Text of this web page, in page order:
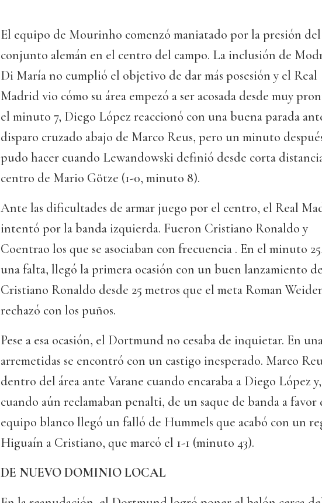
El equipo de Mourinho comenzó maniatado por la presión del
conjunto alemán en el centro del campo. La inclusión de
Di María no cumplió el objetivo de dar más posesión y el Real
Madrid vio cómo su área empezó a ser acosada desde muy
el minuto 7, Diego López reaccionó con una buena parada
disparo cruzado abajo de Marco Reus, pero un minuto
pudo hacer cuando Lewandowski definió desde corta
centro de Mario Götze (1-0, minuto 8).
Ante las dificultades de armar juego por el centro, el Real
intentó por la banda izquierda. Fueron Cristiano Ronaldo y
Coentrao los que se asociaban con frecuencia . En el minuto
una falta, llegó la primera ocasión con un buen lanzamiento de
Cristiano Ronaldo desde 25 metros que el meta Roman
rechazó con los puños.
Pese a esa ocasión, el Dortmund no cesaba de inquietar. En
arremetidas se encontró con un castigo inesperado. Marco
dentro del área ante Varane cuando encaraba a Diego López y,
cuando aún reclamaban penalti, de un saque de banda a favor
equipo blanco llegó un falló de Hummels que acabó con un
Higuaín a Cristiano, que marcó el 1-1 (minuto 43).
DE NUEVO DOMINIO LOCAL